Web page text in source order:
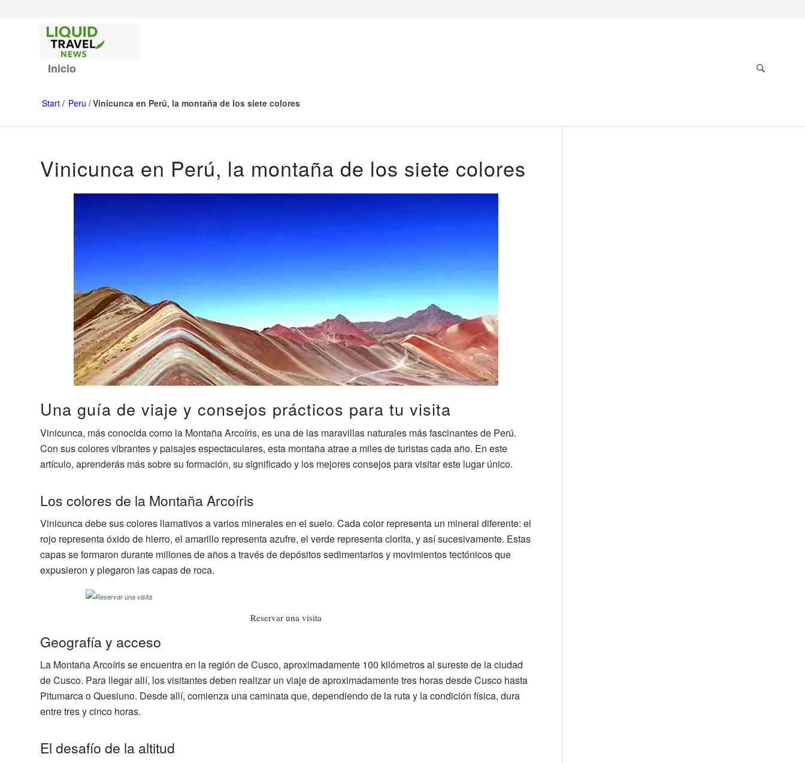
Inicio
Start Peru Vinicunca en Perú, la montaña de los siete colores
Vinicunca en Perú, la montaña de los siete colores
Una guía de viaje y consejos prácticos para tu visita
Vinicunca, más conocida como la Montaña Arcoíris, es una de las maravillas naturales más fascinantes de Perú.
Con sus colores vibrantes y paisajes espectaculares, esta montaña atrae a miles de turistas cada año. En este
artículo, aprenderás más sobre su formación, su significado y los mejores consejos para visitar este lugar único.
Los colores de la Montaña Arcoíris
Vinicunca debe sus colores llamativos a varios minerales en el suelo. Cada color representa un mineral diferente: el
rojo representa óxido de hierro, el amarillo representa azufre, el verde representa clorita, y así sucesivamente. Estas
capas se formaron durante millones de años a través de depósitos sedimentarios y movimientos tectónicos que
expusieron y plegaron las capas de roca.
Reservar una visita
Geografía y acceso
La Montaña Arcoíris se encuentra en la región de Cusco, aproximadamente 100 kilómetros al sureste de la ciudad
de Cusco. Para llegar allí, los visitantes deben realizar un viaje de aproximadamente tres horas desde Cusco hasta
Pitumarca o Quesiuno. Desde allí, comienza una caminata que, dependiendo de la ruta y la condición física, dura
entre tres y cinco horas.
El desafío de la altitud